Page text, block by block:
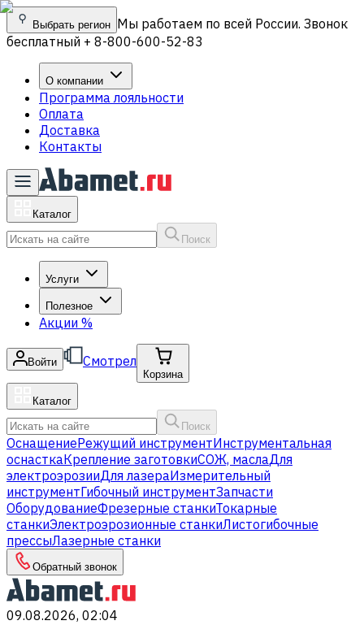
Выбрать регион Мы работаем по всей России. Звонок
бесплатный + 8-800-600-52-83
О компании
Программа лояльности
Оплата
Доставка
Контакты
Каталог
Поиск
Услуги
Полезное
Акции %
Войти Смотрел
Корзина
Каталог
Поиск
ОснащениеРежущий инструментИнструментальная
оснасткаКрепление заготовкиСОЖ, маслаДля
электроэрозииДля лазераИзмерительный
инструментГибочный инструментЗапчасти
ОборудованиеФрезерные станкиТокарные
станкиЭлектроэрозионные станкиЛистогибочные
прессыЛазерные станки
Обратный звонок
09.08.2026, 02:04